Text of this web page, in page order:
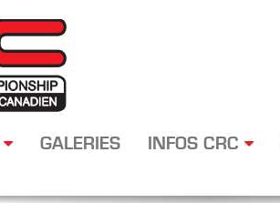
GALERIES INFOS CRC